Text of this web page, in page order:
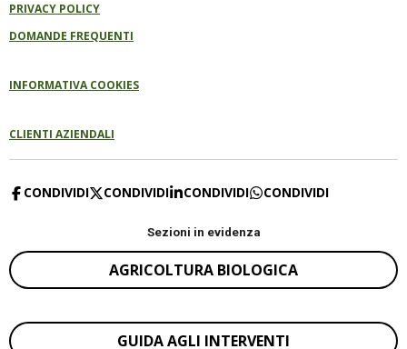
PRIVACY POLICY
DOMANDE FREQUENTI
INFORMATIVA COOKIES
CLIENTI AZIENDALI
CONDIVIDI CONDIVIDI CONDIVIDI CONDIVIDI
Sezioni in evidenza
AGRICOLTURA BIOLOGICA
GUIDA AGLI INTERVENTI